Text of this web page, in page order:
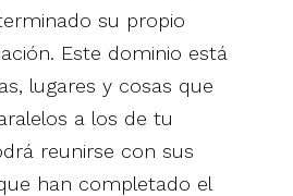
su propio
Este dominio está
lugares y cosas que
a los de tu
reunirse con sus
han completado el